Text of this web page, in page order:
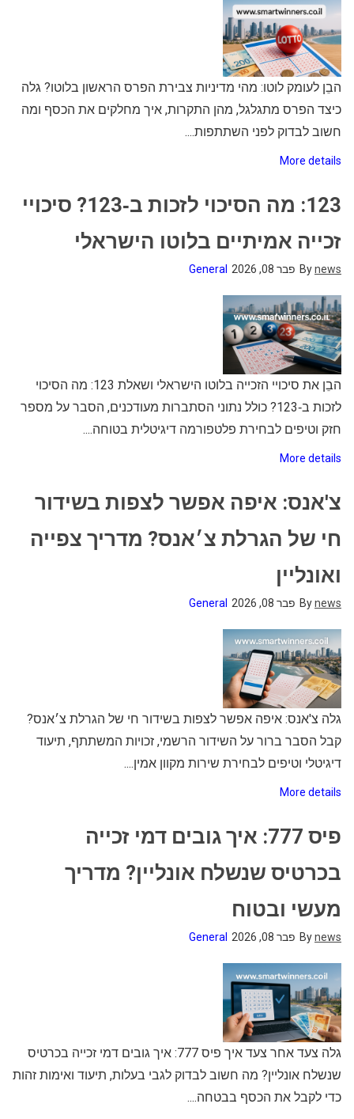
הבֵן לעומק לוטו: מהי מדיניות צבירת הפרס הראשון בלוטו? גלה
כיצד הפרס מתגלגל, מהן התקרות, איך מחלקים את הכסף ומה
חשוב לבדוק לפני השתתפות....
More details
123: מה הסיכוי לזכות ב‑123? סיכויי
זכייה אמיתיים בלוטו הישראלי
Bynews פבר 08, 2026 General
הבֵן את סיכויי הזכייה בלוטו הישראלי ושאלת 123: מה הסיכוי
לזכות ב‑123? כולל נתוני הסתברות מעודכנים, הסבר על מספר
חזק וטיפים לבחירת פלטפורמה דיגיטלית בטוחה....
More details
צ'אנס: איפה אפשר לצפות בשידור
חי של הגרלת צ׳אנס? מדריך צפייה
ואונליין
Bynews פבר 08, 2026 General
גלה צ'אנס: איפה אפשר לצפות בשידור חי של הגרלת צ׳אנס?
קבל הסבר ברור על השידור הרשמי, זכויות המשתתף, תיעוד
דיגיטלי וטיפים לבחירת שירות מקוון אמין....
More details
פיס 777: איך גובים דמי זכייה
בכרטיס שנשלח אונליין? מדריך
מעשי ובטוח
Bynews פבר 08, 2026 General
גלה צעד אחר צעד איך פיס 777: איך גובים דמי זכייה בכרטיס
שנשלח אונליין? מה חשוב לבדוק לגבי בעלות, תיעוד ואימות זהות
כדי לקבל את הכסף בבטחה....